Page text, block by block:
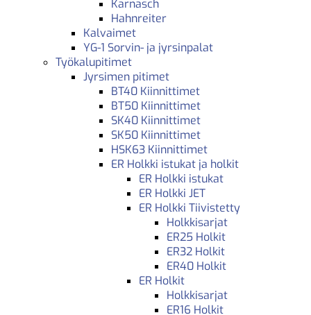
Karnasch
Hahnreiter
Kalvaimet
YG-1 Sorvin- ja jyrsinpalat
Työkalupitimet
Jyrsimen pitimet
BT40 Kiinnittimet
BT50 Kiinnittimet
SK40 Kiinnittimet
SK50 Kiinnittimet
HSK63 Kiinnittimet
ER Holkki istukat ja holkit
ER Holkki istukat
ER Holkki JET
ER Holkki Tiivistetty
Holkkisarjat
ER25 Holkit
ER32 Holkit
ER40 Holkit
ER Holkit
Holkkisarjat
ER16 Holkit